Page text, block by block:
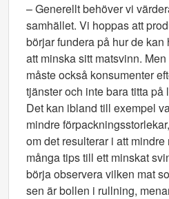
– Generellt behöver vi
samhället. Vi hoppas att
börjar fundera på hur de
att minska sitt matsvinn.
måste också konsumenter
tjänster och inte bara titta på
Det kan ibland till exempel
mindre
om det resulterar i att
många tips till ett minskat
börja observera vilken mat
sen är bollen i rullning,